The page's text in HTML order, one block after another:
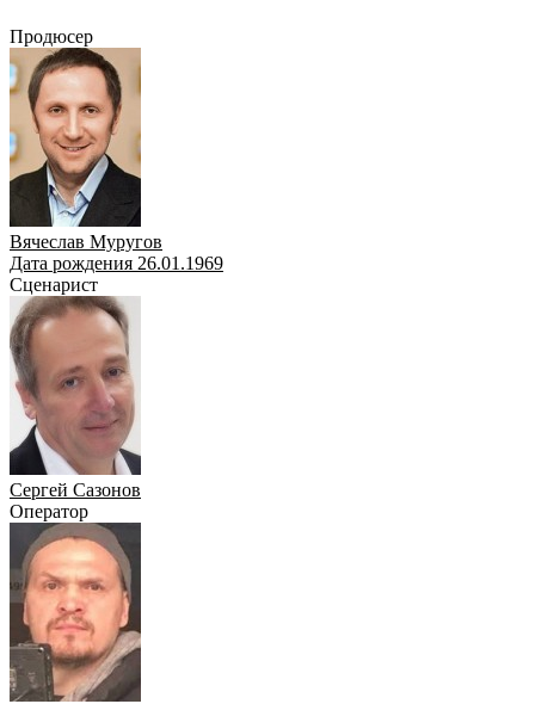
Продюсер
Вячеслав Муругов
Дата рождения 26.01.1969
Сценарист
Сергей Сазонов
Оператор